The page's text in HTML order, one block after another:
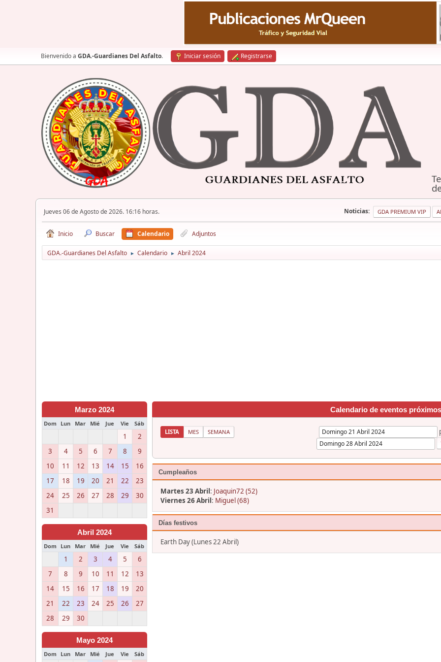
Bienvenido a GDA.-Guardianes Del Asfalto. Iniciar sesión Registrarse
Jueves 06 de Agosto de 2026. 16:16 horas. Noticias: GDA PREMIUM VIP
Inicio Buscar Calendario Adjuntos
GDA.-Guardianes Del Asfalto ► Calendario ► Abril 2024
Marzo 2024
Dom Lun Mar Mié Jue Vie Sáb
1
2
3
4 5 6 7 8
9
10
11 12 13 14 15
16
17
18 19 20 21 22
23
24
25 26 27 28 29
30
31
Abril 2024
Dom Lun Mar Mié Jue Vie Sáb
1 2 3 4 5
6
7
8 9 10 11 12
13
14
15 16 17 18 19
20
21
22 23 24 25 26
27
28
29 30
Mayo 2024
Dom Lun Mar Mié Jue Vie Sáb
Calendario de eventos próximos
LISTA MES SEMANA
Cumpleaños
Martes 23 Abril: Joaquin72 (52)
Viernes 26 Abril: Miguel (68)
Días festivos
Earth Day (Lunes 22 Abril)